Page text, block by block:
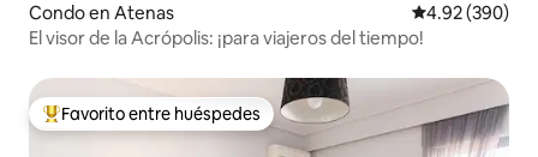
Condo en Atenas Calificación
4.92 (390)
El visor de la Acrópolis: ¡para viajeros del tiempo!
Favorito entre huéspedes preferido
Favorito entre huéspedes